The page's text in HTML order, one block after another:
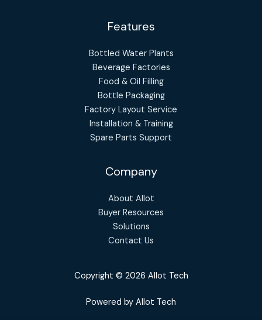
Features
Bottled Water Plants
Beverage Factories
Food & Oil Filling
Bottle Packaging
Factory Layout Service
Installation & Training
Spare Parts Support
Company
About Allot
Buyer Resources
Solutions
Contact Us
Copyright © 2026 Allot Tech
Powered by Allot Tech